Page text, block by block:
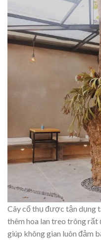
Cây cổ thụ được tận dụng
thêm hoa lan treo trông rất
giúp không gian luôn đảm